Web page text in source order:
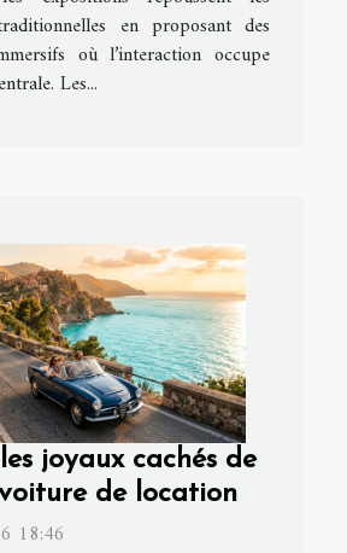
en proposant des
où l’interaction occupe
Les...
joyaux cachés de
de location
18:46